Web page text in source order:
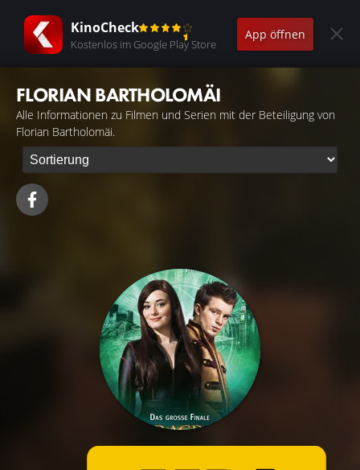
KinoCheck
Kostenlos im Google Play Store
App öffnen
FLORIAN BARTHOLOMÄI
Alle Informationen zu Filmen und Serien mit der Beteiligung von
Florian Bartholomäi.